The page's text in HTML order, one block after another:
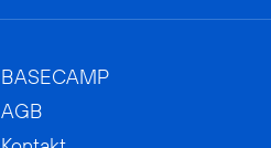
BASECAMP
AGB